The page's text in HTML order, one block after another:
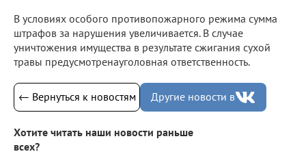
В условиях особого противопожарного режима сумма
штрафов за нарушения увеличивается. В случае
уничтожения имущества в результате сжигания сухой
травы предусмотренауголовная ответственность.
← Вернуться к новостям Другие новости в
Хотите читать наши новости раньше
всех?